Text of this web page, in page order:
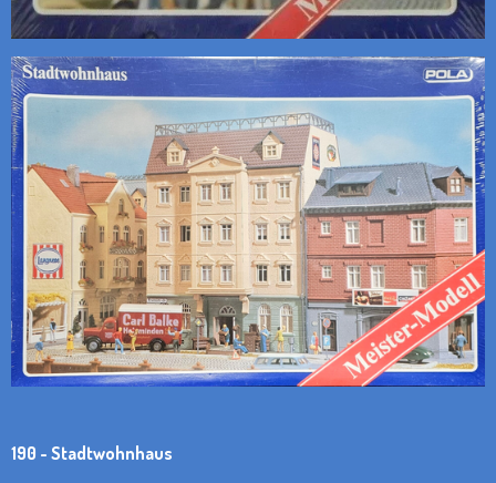
190 - Stadtwohnhaus